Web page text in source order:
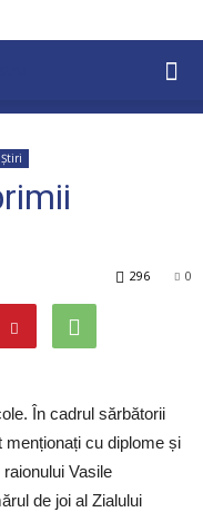
Știri
0
296
În cadrul sărbătorii
cu diplome și
Vasile
de joi al Zialului